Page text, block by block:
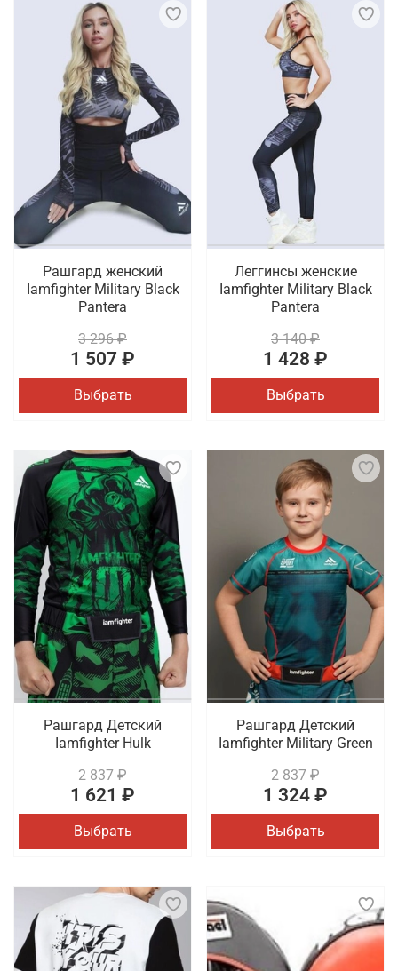
Рашгард женский
Iamfighter Military Black
Pantera
3 296 ₽
1 507 ₽
Выбрать
Леггинсы женские
Iamfighter Military Black
Pantera
3 140 ₽
1 428 ₽
Выбрать
Рашгард Детский
Iamfighter Hulk
2 837 ₽
1 621 ₽
Выбрать
Рашгард Детский
Iamfighter Military Green
2 837 ₽
1 324 ₽
Выбрать